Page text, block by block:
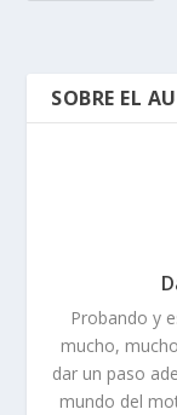
SOBRE EL
Probando y
mucho,
dar un paso
mundo del